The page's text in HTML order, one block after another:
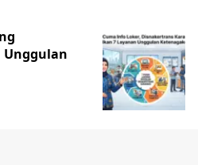
Unggulan